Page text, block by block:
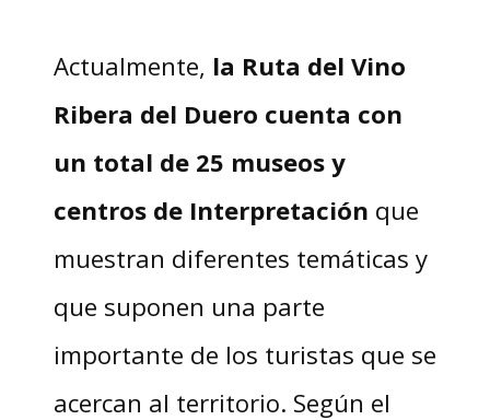
Actualmente, la Ruta del Vino
Ribera del Duero cuenta con
un total de 25 museos y
centros de Interpretación que
muestran diferentes temáticas y
que suponen una parte
importante de los turistas que se
acercan al territorio. Según el